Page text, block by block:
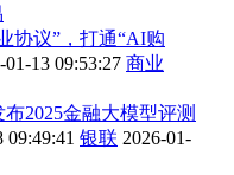
协议”，打通“AI购
01-13 09:53:27 商业
2025金融大模型评测
09:49:41 银联 2026-01-